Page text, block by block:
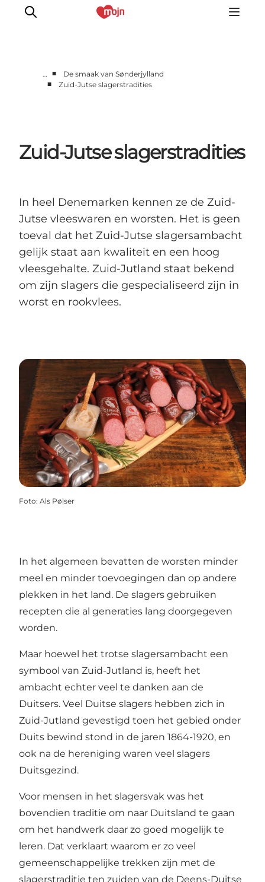
Accommodaties
… ■
De smaak van Sønderjylland
■
Zuid-Jutse slagerstradities
Zuid-Jutse slagerstradities
In heel Denemarken kennen ze de Zuid-
Jutse vleeswaren en worsten. Het is geen
toeval dat het Zuid-Jutse slagersambacht
gelijk staat aan kwaliteit en een hoog
vleesgehalte. Zuid-Jutland staat bekend
om zijn slagers die gespecialiseerd zijn in
worst en rookvlees.
Foto: Als Pølser
In het algemeen bevatten de worsten minder
meel en minder toevoegingen dan op andere
plekken in het land. De slagers gebruiken
recepten die al generaties lang doorgegeven
worden.
Maar hoewel het trotse slagersambacht een
symbool van Zuid-Jutland is, heeft het
ambacht echter veel te danken aan de
Duitsers. Veel Duitse slagers hebben zich in
Zuid-Jutland gevestigd toen het gebied onder
Duits bewind stond in de jaren 1864-1920, en
ook na de hereniging waren veel slagers
Duitsgezind.
Voor mensen in het slagersvak was het
bovendien traditie om naar Duitsland te gaan
om het handwerk daar zo goed mogelijk te
leren. Dat verklaart waarom er zo veel
gemeenschappelijke trekken zijn met de
slagerstraditie ten zuiden van de Deens-Duitse